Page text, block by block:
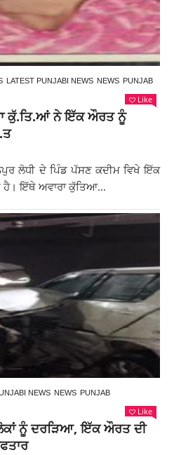
LATEST PUNJABI NEWS NEWS PUNJAB
Like
ਕੁੱ.ਤਿ.ਆਂ ਨੇ ਇੱਕ ਔਰਤ ਨੂੰ
ਲੋਧੀ ਦੇ ਪਿੰਡ ਪੱਸਣ ਕਦੀਮ ਵਿਖੇ ਇੱਕ
ਹੈ। ਇੱਥੇ ਅਵਾਰਾ ਕੁੱਤਿਆ...
NEWS NEWS PUNJAB
Like
ਨੂੰ ਦਰੜਿਆ, ਇੱਕ ਔਰਤ ਦੀ